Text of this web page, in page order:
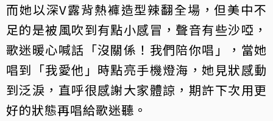
而她以深V露背熱褲造型辣翻全場，但美中不
足的是被風吹到有點小感冒，聲音有些沙啞，
歌迷暖心喊話「沒關係！我們陪你唱」，當她
唱到「我愛他」時點亮手機燈海，她見狀感動
到泛淚，直呼很感謝大家體諒，期許下次用更
好的狀態再唱給歌迷聽。